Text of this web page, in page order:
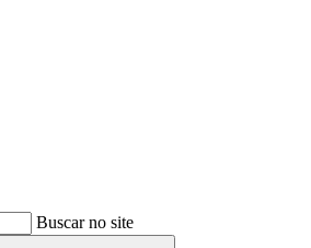
Buscar no site